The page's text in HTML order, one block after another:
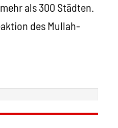
als 300 Städten.
des Mullah-